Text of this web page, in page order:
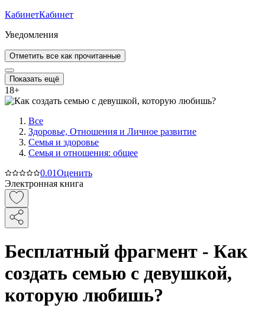
КабинетКабинет
Уведомления
Отметить все как прочитанные
Показать ещё
18+
Все
Здоровье, Отношения и Личное развитие
Семья и здоровье
Семья и отношения: общее
0.01Оценить
Электронная книга
Бесплатный фрагмент - Как
создать семью с девушкой,
которую любишь?